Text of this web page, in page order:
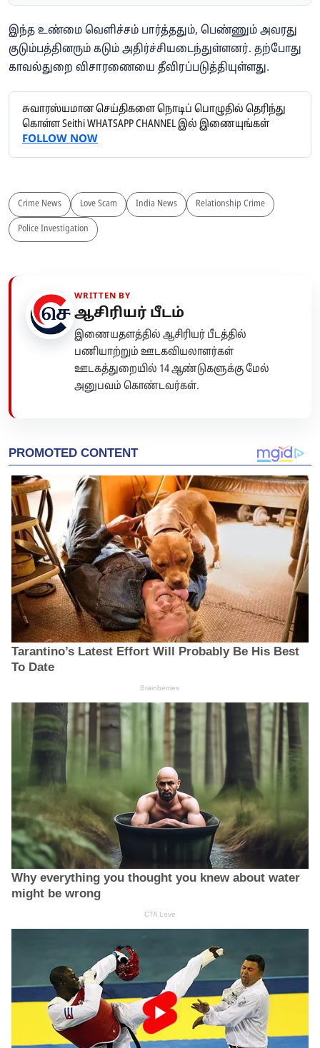
இந்த உண்மை வெளிச்சம் பார்த்ததும், பெண்ணும் அவரது
குடும்பத்தினரும் கடும் அதிர்ச்சியடைந்துள்ளனர். தற்போது
காவல்துறை விசாரணையை தீவிரப்படுத்தியுள்ளது.
சுவாரஸ்யமான செய்திகளை நொடிப் பொழுதில் தெரிந்து
கொள்ள Seithi WHATSAPP CHANNEL இல் இணையுங்கள்
FOLLOW NOW
Crime News Love Scam India News Relationship Crime
Police Investigation
WRITTEN BY
ஆசிரியர் பீடம்
இணையதளத்தில் ஆசிரியர் பீடத்தில்
பணியாற்றும் ஊடகவியலாளர்கள்
ஊடகத்துறையில் 14 ஆண்டுகளுக்கு மேல்
அனுபவம் கொண்டவர்கள்.